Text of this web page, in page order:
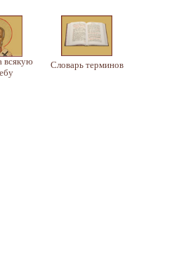
всякую
Словарь терминов